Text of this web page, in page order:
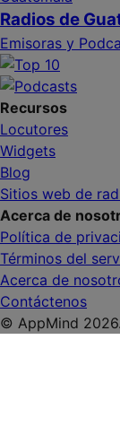
Radios de
Emisoras y
Recursos
Locutores
Widgets
Blog
Sitios web de
Acerca de
Política de
Términos del
Acerca de
Contáctenos
© AppMind